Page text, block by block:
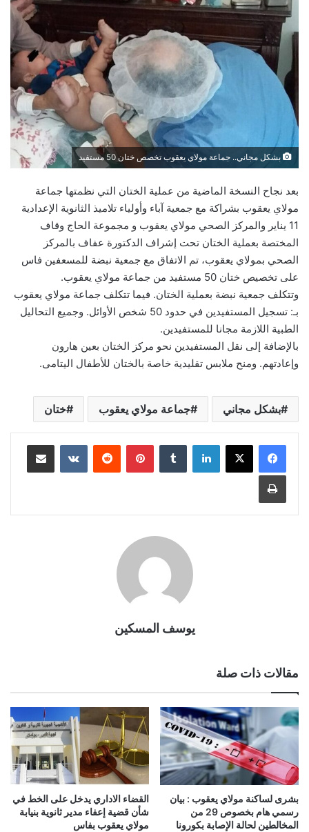
بشكل مجاني.. جماعة مولاي يعقوب تخصص ختان 50 مستفيد
بعد نجاح النسخة الماضية من عملية الختان التي نظمتها جماعة
مولاي يعقوب بشراكة مع جمعية آباء وأولياء تلاميذ الثانوية الإعدادية
11 يناير والمركز الصحي مولاي يعقوب و مجموعة الحاج وقاف
المختصة بعملية الختان تحت إشراف الدكتورة عفاف بالمركز
الصحي بمولاي يعقوب، تم الاتفاق مع جمعية نبضة للمسعفين فاس
على تخصيص ختان 50 مستفيد من جماعة مولاي يعقوب.
وتتكلف جمعية نبضة بعملية الختان. فيما تتكلف جماعة مولاي يعقوب
بـ: تسجيل المستفيدين في حدود 50 شخص الأوائل. وجميع التحاليل
الطبية اللازمة مجانا للمستفيدين.
بالإضافة إلى نقل المستفيدين نحو مركز الختان بعين هارون
وإعادتهم. ومنح ملابس تقليدية خاصة بالختان للأطفال اليتامى.
بشكل مجاني جماعة مولاي يعقوب ختان
لينكدإن بينتيريست مشاركة عبر البريد
طباعة
يوسف المسكين
مقالات ذات صلة
بشرى لساكنة مولاي يعقوب : بيان
رسمي هام بخصوص 29 من
المخالطين لحالة الإصابة بكورونا
القضاء الاداري يدخل على الخط في
شأن قضية إعفاء مدير ثانوية بنيابة
مولاي يعقوب بفاس‎